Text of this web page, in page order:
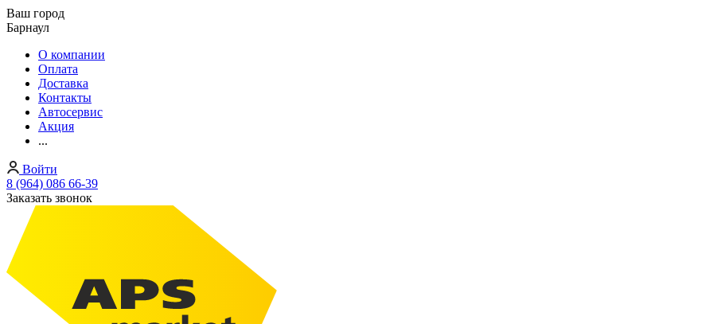
Ваш город
Барнаул
О компании
Оплата
Доставка
Контакты
Автосервис
Акция
...
Войти
8 (964) 086 66-39
Заказать звонок